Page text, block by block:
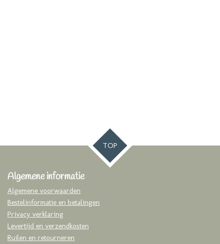
TOP
Algemene informatie
Algemene voorwaarden
Bestelinformatie en betalingen
Privacy verklaring
Levertijd en verzendkosten
Ruilen en retourneren